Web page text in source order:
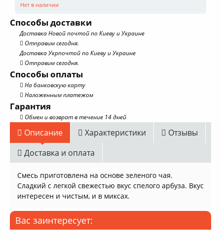
Нет в наличии
Способы доставки
Доставка Новой почтой по Киеву и Украине
Отправим сегодня.
Доставка Укрпочтой по Киеву и Украине
Отправим сегодня.
Способы оплаты
На банковскую карту
Наложенным платежом
Гарантия
Обмен и возврат в течение 14 дней
Описание Характеристики
Отзывы
Доставка и оплата
Смесь приготовлена на основе зеленого чая.
Сладкий с легкой свежестью вкус спелого арбуза. Вкус
интересен и чистым, и в миксах.
Вас заинтересует: